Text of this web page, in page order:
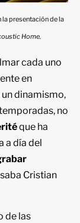
presentación de la
Home.
cada uno
en
dinamismo,
no
que ha
a día del
Cristian
de las